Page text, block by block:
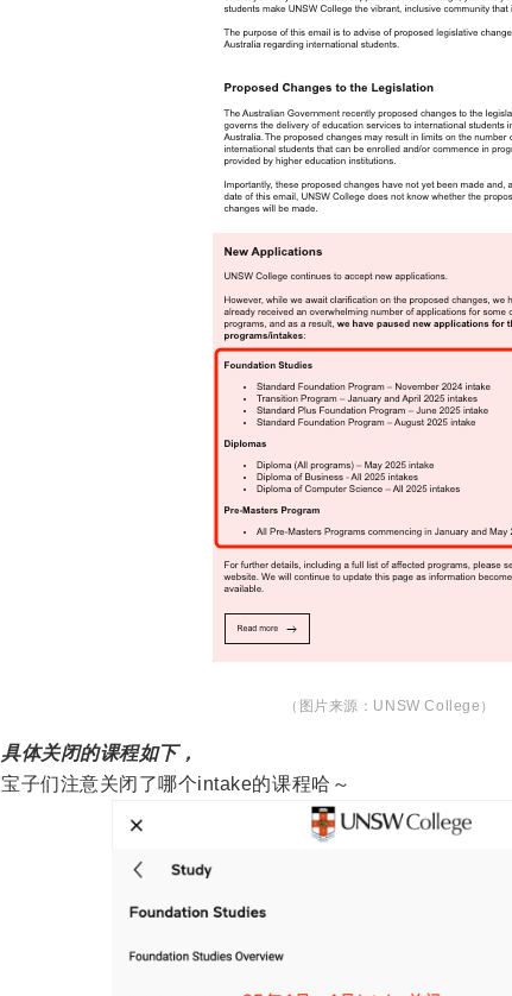
（图片来源：UNSW College）
具体关闭的课程如下，
宝子们注意关闭了哪个intake的课程哈～